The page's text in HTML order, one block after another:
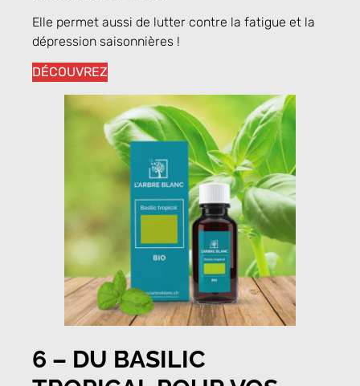
Elle permet aussi de lutter contre la fatigue et la
dépression saisonnières !
DÉCOUVREZ
6 – DU BASILIC